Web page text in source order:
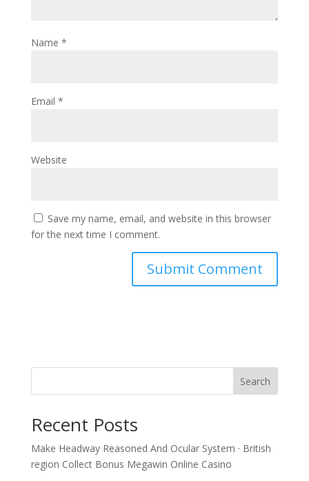
Name *
Email *
Website
Save my name, email, and website in this browser
for the next time I comment.
Search
Recent Posts
Make Headway Reasoned And Ocular System · British
region Collect Bonus Megawin Online Casino